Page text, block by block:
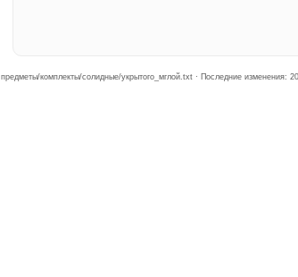
предметы/комплекты/солидные/укрытого_мглой.txt · Последние изменения: